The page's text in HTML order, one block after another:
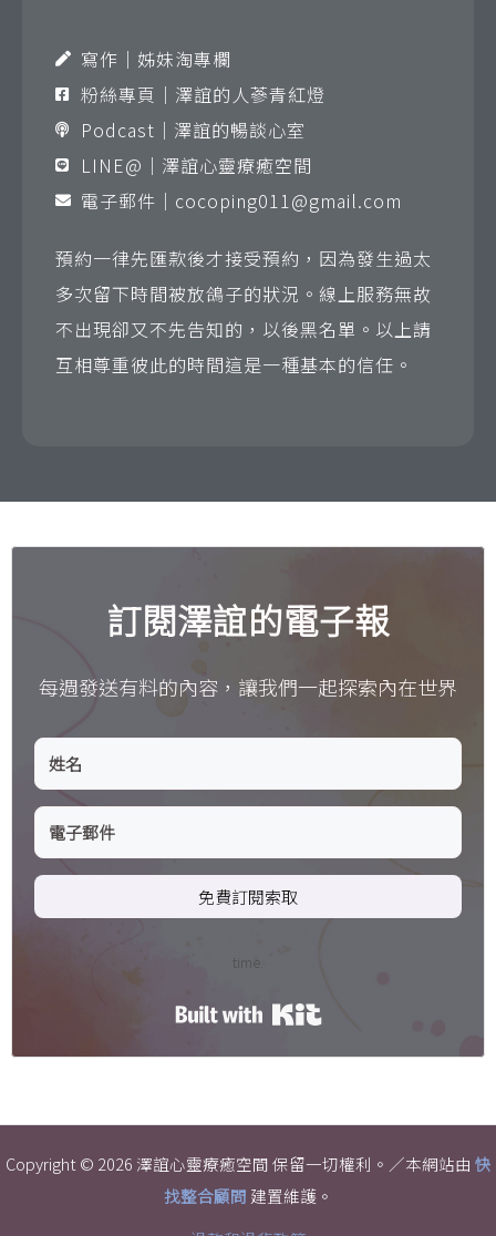
寫作｜姊妹淘專欄
粉絲專頁｜澤誼的人蔘青紅燈
Podcast｜澤誼的暢談心室
LINE@｜澤誼心靈療癒空間
電子郵件｜ cocoping011@gmail.com
預約一律先匯款後才接受預約，因為發生過太
多次留下時間被放鴿子的狀況。線上服務無故
不出現卻又不先告知的，以後黑名單。以上請
互相尊重彼此的時間這是一種基本的信任。
訂閱澤誼的電子報
每週發送有料的內容，讓我們一起探索內在世界
免費訂閱索取
time.
Copyright © 2026 澤誼心靈療癒空間 保留一切權利。／本網站由 快
找整合顧問 建置維護。